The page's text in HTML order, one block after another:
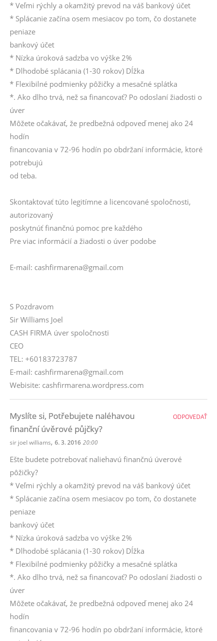
* Veľmi rýchly a okamžitý prevod na váš bankový účet
* Splácanie začína osem mesiacov po tom, čo dostanete
peniaze
bankový účet
* Nízka úroková sadzba vo výške 2%
* Dlhodobé splácania (1-30 rokov) Dĺžka
* Flexibilné podmienky pôžičky a mesačné splátka
*. Ako dlho trvá, než sa financovať? Po odoslaní žiadosti o
úver
Môžete očakávať, že predbežná odpoveď menej ako 24
hodín
financovania v 72-96 hodín po obdržaní informácie, ktoré
potrebujú
od teba.
Skontaktovať túto legitímne a licencované spoločnosti,
autorizovaný
poskytnúť finančnú pomoc pre každého
Pre viac informácií a žiadosti o úver podobe
E-mail: cashfirmarena@gmail.com
S Pozdravom
Sir Williams Joel
CASH FIRMA úver spoločnosti
CEO
TEL: +60183723787
E-mail: cashfirmarena@gmail.com
Webisite: cashfirmarena.wordpress.com
Myslíte si, Potřebujete naléhavou
finanční úvěrové půjčky?
sir joel williams, 6. 3. 2016 20:00
Ešte budete potrebovať naliehavú finančnú úverové
pôžičky?
* Veľmi rýchly a okamžitý prevod na váš bankový účet
* Splácanie začína osem mesiacov po tom, čo dostanete
peniaze
bankový účet
* Nízka úroková sadzba vo výške 2%
* Dlhodobé splácania (1-30 rokov) Dĺžka
* Flexibilné podmienky pôžičky a mesačné splátka
*. Ako dlho trvá, než sa financovať? Po odoslaní žiadosti o
úver
Môžete očakávať, že predbežná odpoveď menej ako 24
hodín
financovania v 72-96 hodín po obdržaní informácie, ktoré
ODPOVEDAŤ